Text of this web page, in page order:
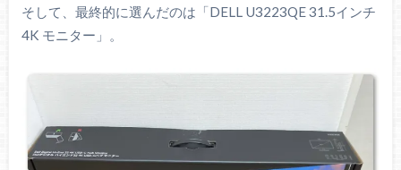
そして、最終的に選んだのは「DELL U3223QE 31.5インチ
4K モニター」。